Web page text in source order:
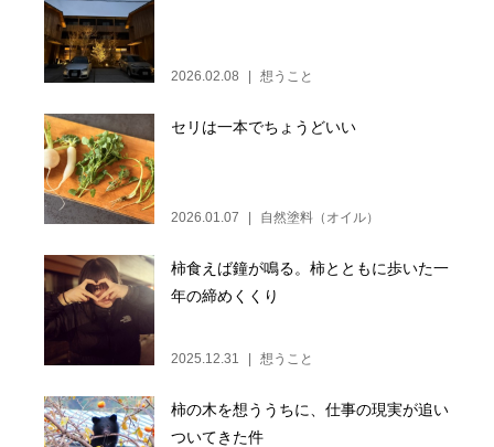
2026.02.08 想うこと
セリは一本でちょうどいい
2026.01.07 自然塗料（オイル）
柿食えば鐘が鳴る。柿とともに歩いた一
年の締めくくり
2025.12.31 想うこと
柿の木を想ううちに、仕事の現実が追い
ついてきた件